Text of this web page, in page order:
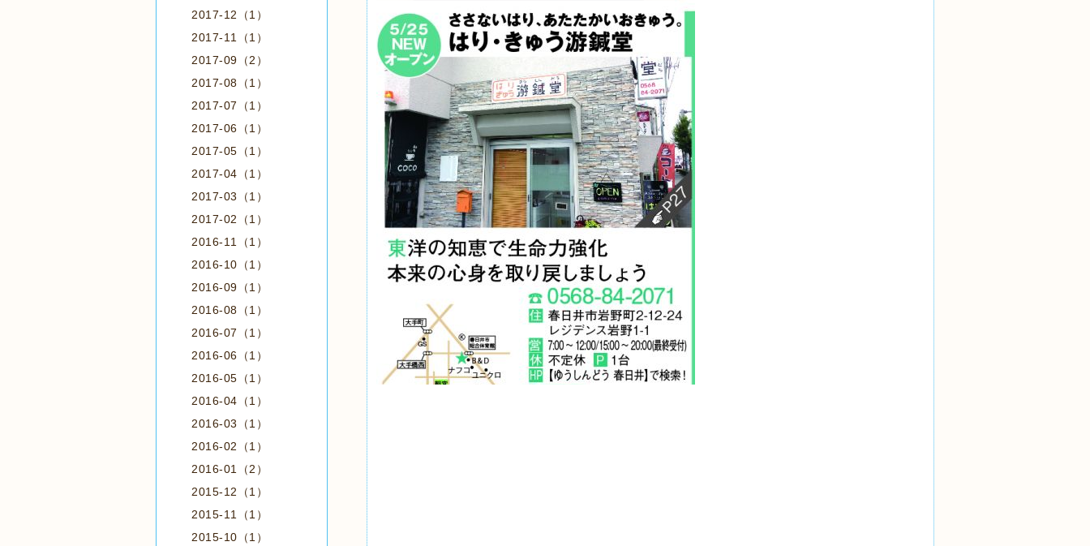
2017-12（1）
2017-11（1）
2017-09（2）
2017-08（1）
2017-07（1）
2017-06（1）
2017-05（1）
2017-04（1）
2017-03（1）
2017-02（1）
2016-11（1）
2016-10（1）
2016-09（1）
2016-08（1）
2016-07（1）
2016-06（1）
2016-05（1）
2016-04（1）
2016-03（1）
2016-02（1）
2016-01（2）
2015-12（1）
2015-11（1）
2015-10（1）